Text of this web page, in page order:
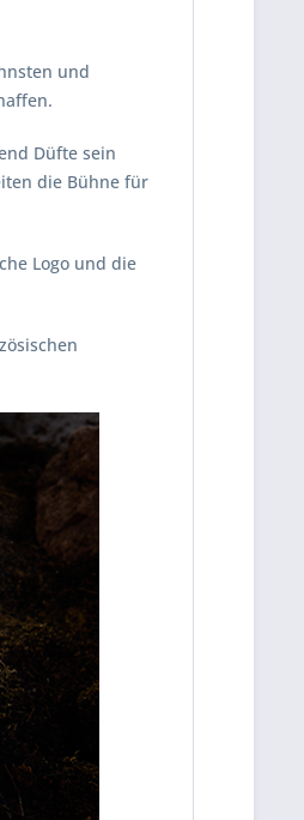
und
Düfte sein
die Bühne für
Logo und die